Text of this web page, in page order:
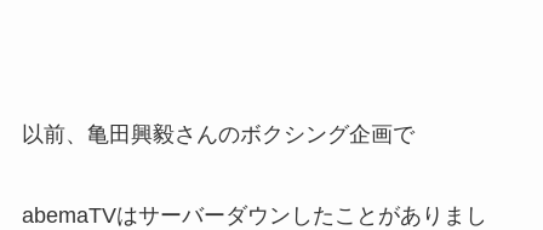
以前、亀田興毅さんのボクシング企画で
abemaTVはサーバーダウンしたことがありまし